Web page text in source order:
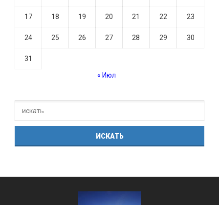
17 18 19 20 21 22 23
24 25 26 27 28 29 30
31
« Июл